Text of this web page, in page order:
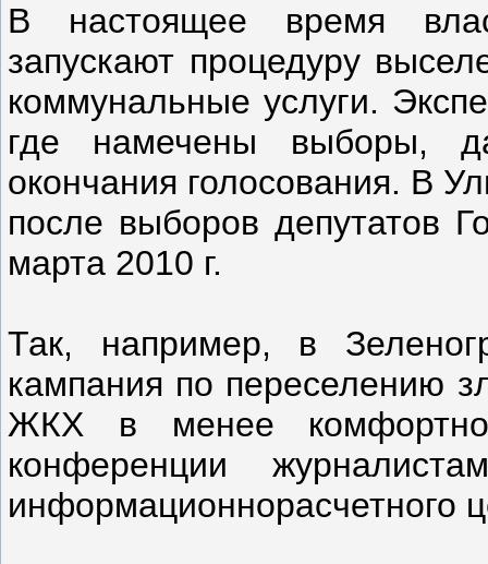
В настоящее время
запускают процедуру
коммунальные услуги.
где намечены выборы,
окончания голосования. В
после выборов депутатов
марта 2010 г.
Так, например, в
кампания по переселению
ЖКХ в менее
конференции
информационно­расчетного